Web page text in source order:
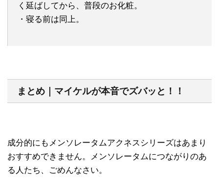
く延ばしてから、普段のお化粧。
・寝る前は同上。
まとめ｜マイケルが本音でズバッと！！
成分的にもメンソレータムアクネスシリーズはあまり
おすすめできません。メンソレータムにつながりのあ
る人たち、ごめんなさい。